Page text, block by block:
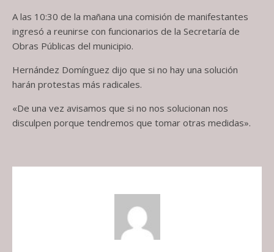
A las 10:30 de la mañana una comisión de manifestantes
ingresó a reunirse con funcionarios de la Secretaría de
Obras Públicas del municipio.
Hernández Domínguez dijo que si no hay una solución
harán protestas más radicales.
«De una vez avisamos que si no nos solucionan nos
disculpen porque tendremos que tomar otras medidas».